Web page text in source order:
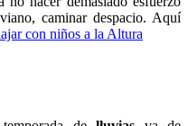
caminar despacio. Aquí
con niños a la Altura